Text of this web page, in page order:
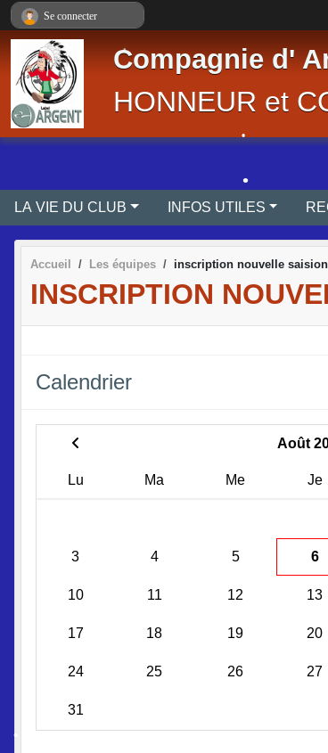
Compagnie d'
HONNEUR et
LA VIE DU CLUB INFOS UTILES
Accueil Les équipes inscription nouvelle saision
INSCRIPTION
Calendrier
Août
Lu Ma Me Je
3 4 5 6
10 11 12 13
17 18 19 20
24 25 26 27
31
Se connecter
•
•
•
•
Panneau de gestion des cookies